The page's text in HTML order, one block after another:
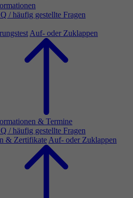
/ häufig gestellte Fragen
Auf- oder Zuklappen
& Termine
/ häufig gestellte Fragen
& Zertifikate Auf- oder Zuklappen